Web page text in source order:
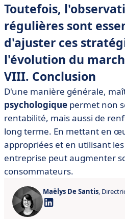
Toutefois,
régulières sont
d'ajuster ces
l'évolution du
VIII. Conclusion
D'une manière générale,
psychologique permet non
rentabilité, mais aussi de
long terme. En mettant en
appropriées et en utilisant
entreprise peut augmenter
consommateurs.
Maëlys De Santis,